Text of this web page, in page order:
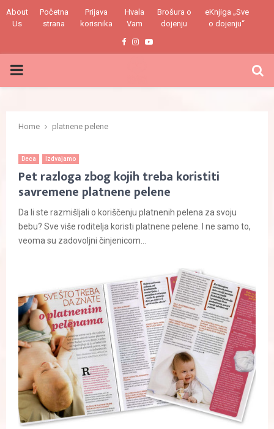
About
Us
Početna
strana
Prijava
korisnika
Hvala
Vam
Brošura o
dojenju
eKnjiga „Sve
o dojenju“
Facebook
Instagram
Youtube
PRIMARY
Home platnene pelene
Deca Izdvajamo
Pet razloga zbog kojih treba koristiti
savremene platnene pelene
Da li ste razmišljali o koriščenju platnenih pelena za svoju
bebu? Sve više roditelja koristi platnene pelene. I ne samo to,
veoma su zadovoljni činjenicom...